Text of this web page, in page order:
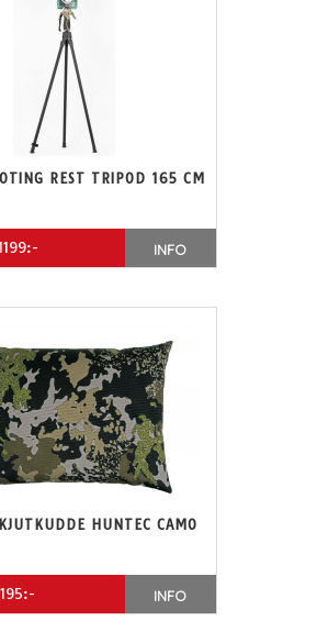
REST TRIPOD 165 CM
INFO
HUNTEC CAMO
195:- INFO